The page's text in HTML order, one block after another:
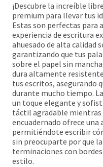
¡Descubre la increíble
premium para llevar tus
Estas son perfectas para
experiencia de escritura
ahuesado de alta calidad
garantizando que tus
sobre el papel sin
dura altamente
tus escritos, asegurando
durante mucho tiempo.
un toque elegante y
táctil agradable mientras
encuadernado ofrece
permitiéndote escribir
sin preocuparte por que
terminaciones con
estilo.